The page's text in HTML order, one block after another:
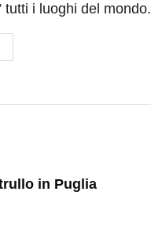
tutti i luoghi del mondo.
in Puglia